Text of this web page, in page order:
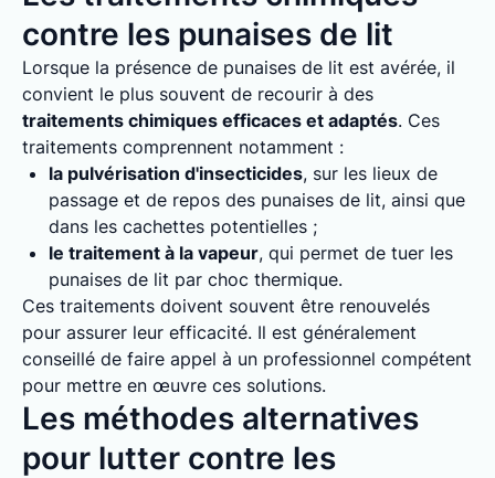
contre les punaises de lit
Lorsque la présence de punaises de lit est avérée, il
convient le plus souvent de recourir à des
traitements chimiques efficaces et adaptés. Ces
traitements comprennent notamment :
la pulvérisation d'insecticides, sur les lieux de
passage et de repos des punaises de lit, ainsi que
dans les cachettes potentielles ;
le traitement à la vapeur, qui permet de tuer les
punaises de lit par choc thermique.
Ces traitements doivent souvent être renouvelés
pour assurer leur efficacité. Il est généralement
conseillé de faire appel à un professionnel compétent
pour mettre en œuvre ces solutions.
Les méthodes alternatives
pour lutter contre les